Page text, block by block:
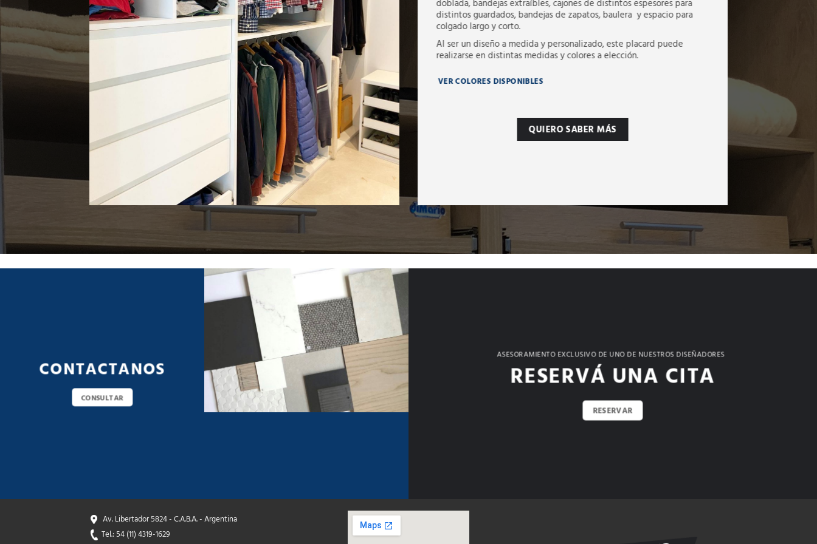
distintos guardados, bandejas de zapatos, baulera y espacio para
colgado largo y corto.
Al ser un diseño a medida y personalizado, este placard puede
realizarse en distintas medidas y colores a elección.
VER COLORES DISPONIBLES
QUIERO SABER MÁS
CONTACTANOS
CONSULTAR
ASESORAMIENTO EXCLUSIVO DE UNO DE NUESTROS DISEÑADORES
RESERVÁ UNA CITA
RESERVAR
Av. Libertador 5824 - C.A.B.A. - Argentina
Tel.: 54 (11) 4319-1629